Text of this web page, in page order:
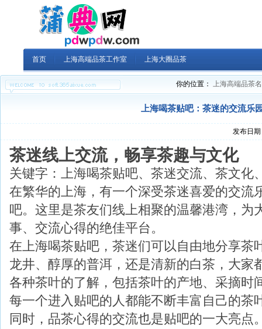
首页 上海高端品茶工作室 上海大圈品茶
你的位置： 上海高端品茶
上海喝茶贴吧：茶迷的交流乐
发布日
茶迷线上交流，畅享茶趣与文化
关键字：上海喝茶贴吧、茶迷交流、茶文化
在繁华的上海，有一个深受茶迷喜爱的交
吧。这里是茶友们线上相聚的温馨港湾，为
事、交流心得的绝佳平台。
在上海喝茶贴吧，茶迷们可以自由地分享茶
龙井、醇厚的普洱，还是清新的白茶，大家
各种茶叶的了解，包括茶叶的产地、采摘时
每一个进入贴吧的人都能不断丰富自己的茶
同时，品茶心得的交流也是贴吧的一大亮点